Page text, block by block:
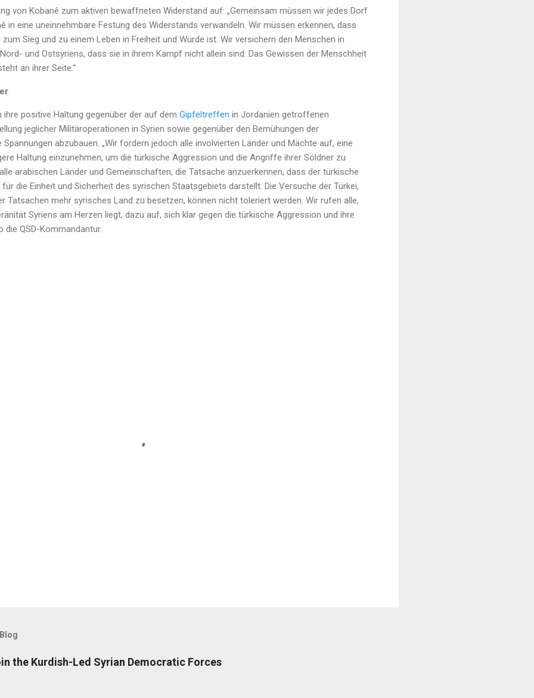
von Kobanê zum aktiven bewaffneten Widerstand auf: „Gemeinsam müssen wir jedes Dorf
in eine uneinnehmbare Festung des Widerstands verwandeln. Wir müssen erkennen, dass
Sieg und zu einem Leben in Freiheit und Würde ist. Wir versichern den Menschen in
und Ostsyriens, dass sie in ihrem Kampf nicht allein sind. Das Gewissen der Menschheit
an ihrer Seite.“
ihre positive Haltung gegenüber der auf dem Gipfeltreffen in Jordanien getroffenen
jeglicher Militäroperationen in Syrien sowie gegenüber den Bemühungen der
abzubauen. „Wir fordern jedoch alle involvierten Länder und Mächte auf, eine
Haltung einzunehmen, um die türkische Aggression und die Angriffe ihrer Söldner zu
arabischen Länder und Gemeinschaften, die Tatsache anzuerkennen, dass der türkische
die Einheit und Sicherheit des syrischen Staatsgebiets darstellt. Die Versuche der Türkei,
Tatsachen mehr syrisches Land zu besetzen, können nicht toleriert werden. Wir rufen alle,
Syriens am Herzen liegt, dazu auf, sich klar gegen die türkische Aggression und ihre
die QSD-Kommandantur.
the Kurdish-Led Syrian Democratic Forces